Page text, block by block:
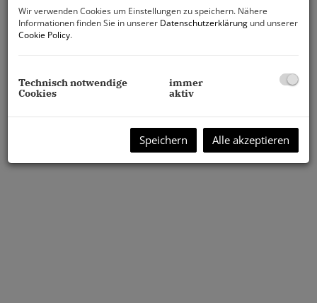
Wir verwenden Cookies um Einstellungen zu speichern. Nähere
Informationen finden Sie in unserer Datenschutzerklärung und unserer
Cookie Policy.
Technisch notwendige
Cookies
immer
aktiv
Speichern Alle akzeptieren